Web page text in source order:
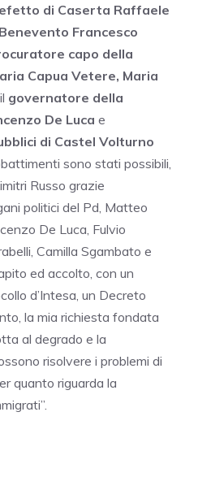
di Caserta Raffaele
Francesco
capo della
Capua Vetere, Maria
governatore della
De Luca e
di Castel Volturno
sono stati possibili,
Russo grazie
politici del Pd, Matteo
De Luca, Fulvio
Camilla Sgambato e
ed accolto, con un
d’Intesa, un Decreto
la mia richiesta fondata
al degrado e la
risolvere i problemi di
quanto riguarda la